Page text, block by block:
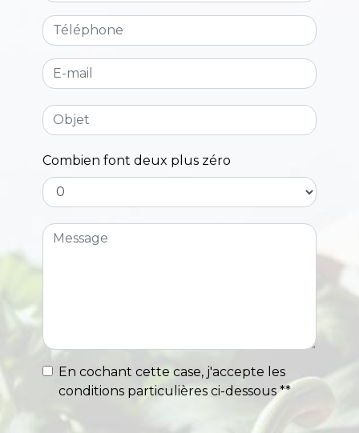
Combien font deux plus zéro
En cochant cette case, j'accepte les
conditions particulières ci-dessous **